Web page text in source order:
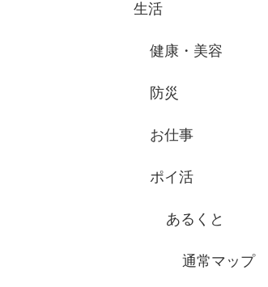
生活
健康・美容
防災
お仕事
ポイ活
あるくと
通常マップ